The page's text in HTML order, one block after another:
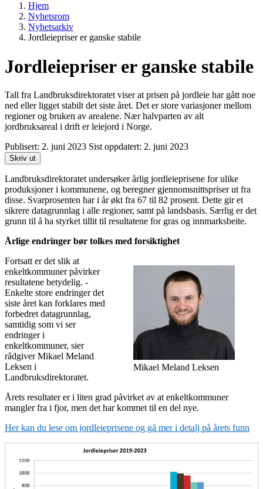
Hjem
Nyhetsrom
Nyhetsarkiv
Jordleiepriser er ganske stabile
Jordleiepriser er ganske stabile
Tall fra Landbruksdirektoratet viser at prisen på jordleie har gått noe
ned eller ligget stabilt det siste året. Det er store variasjoner mellom
regioner og bruken av arealene. Nær halvparten av alt
jordbruksareal i drift er leiejord i Norge.
Publisert: 2. juni 2023 Sist oppdatert: 2. juni 2023
Skriv ut
Landbruksdirektoratet undersøker årlig jordleieprisene for ulike
produksjoner i kommunene, og beregner gjennomsnittspriser ut fra
disse. Svarprosenten har i år økt fra 67 til 82 prosent. Dette gir et
sikrere datagrunnlag i alle regioner, samt på landsbasis. Særlig er det
grunn til å ha styrket tillit til resultatene for gras og innmarksbeite.
Årlige endringer bør tolkes med forsiktighet
Mikael Meland Leksen
Fortsatt er det slik at
enkeltkommuner påvirker
resultatene betydelig. -
Enkelte store endringer det
siste året kan forklares med
forbedret datagrunnlag,
samtidig som vi ser
endringer i
enkeltkommuner, sier
rådgiver Mikael Meland
Leksen i
Landbruksdirektoratet.
Årets resultater er i liten grad påvirket av at enkeltkommuner
mangler fra i fjor, men det har kommet til en del nye.
Her kan du lese om jordleieprisene og gå mer i detalj på årets funn